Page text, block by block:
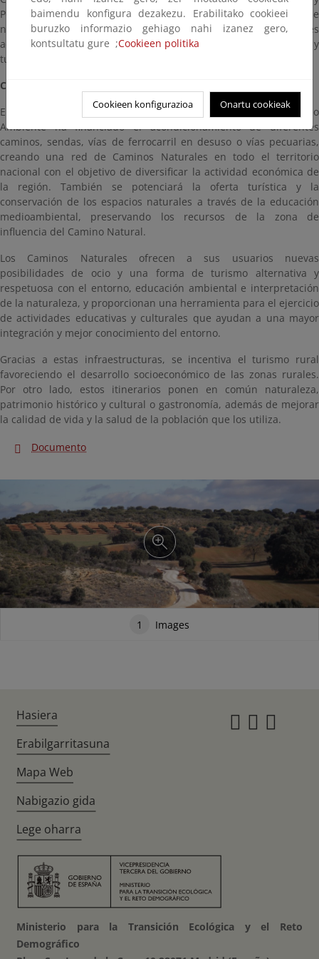
Pesca, Alimentación y Medio Ambiente y se unirá a los más de
nueve mil quinientos kilómetros existentes de Caminos Naturales
acondicionados desde el año 1993 para uso eco-recreativo y
turístico.
CAMINOS NATURALES
El Ministerio de Agricultura y Pesca, Alimentación y Medio
Ambiente ha financiado el acondicionamiento de diferentes
caminos, sendas, vías de ferrocarril en desuso o vías pecuarias,
creando una red de Caminos Naturales en todo el territorio
nacional con el objetivo de diversificar la actividad económica de
la región. También se potenciará la oferta turística y la
conservación de los espacios naturales a través de la educación
medioambiental, preservando los recursos de la zona de
influencia del Camino Natural.
Los Caminos Naturales ofrecen a sus usuarios nuevas
posibilidades de ocio y una forma de turismo alternativa y
respetuosa con el entorno, educación ambiental e interpretación
de la naturaleza, y proporcionan una herramienta para el ejercicio
de actividades educativas y culturales que ayudan a una mayor
integración y mejor conocimiento del entorno.
Gracias a estas infraestructuras, se incentiva el turismo rural
favoreciendo el desarrollo socioeconómico de las zonas rurales.
Por otro lado, estos itinerarios ponen en común naturaleza,
patrimonio histórico y cultural o gastronomía, además de mejorar
la calidad de vida y la salud de la población que los utiliza.
Documento
1 Images
baimendu konfigura dezakezu. Erabilitako cookieei
buruzko informazio gehiago nahi izanez gero,
kontsultatu gure ;Cookieen politika
Cookieen konfigurazioa Onartu cookieak
Hasiera
Erabilgarritasuna
Mapa Web
Nabigazio gida
Lege oharra
Ministerio para la Transición Ecológica y el Reto
Demográfico